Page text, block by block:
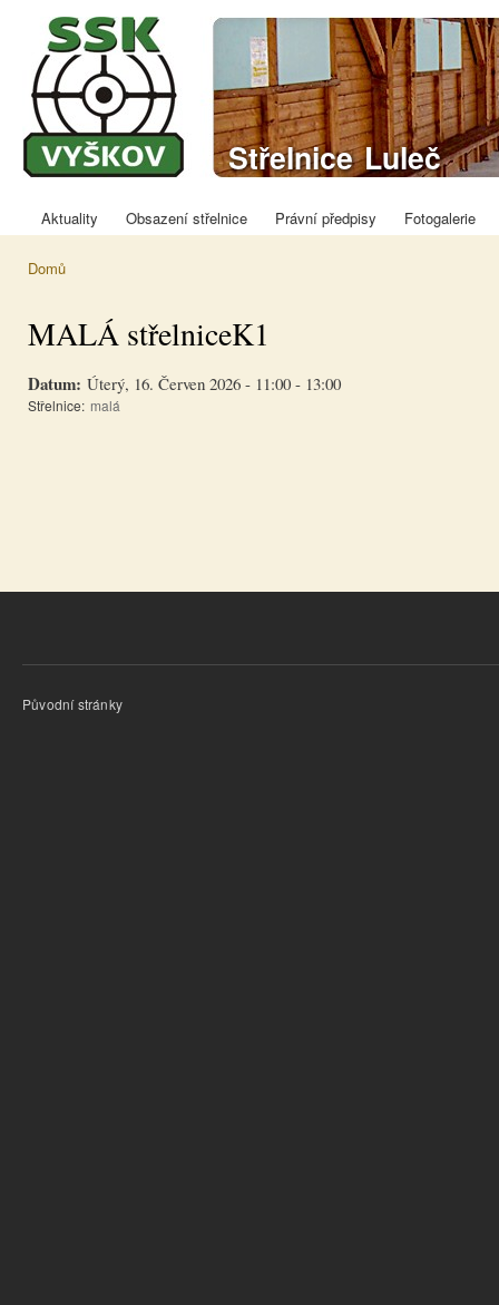
Sportovně
střelecký klub
Střelnice Luleč
Hlavní menu
Aktuality Obsazení střelnice Právní předpisy Fotogalerie
Domů
MALÁ střelniceK1
Datum: Úterý, 16. Červen 2026 - 11:00 - 13:00
Střelnice: malá
Původní stránky